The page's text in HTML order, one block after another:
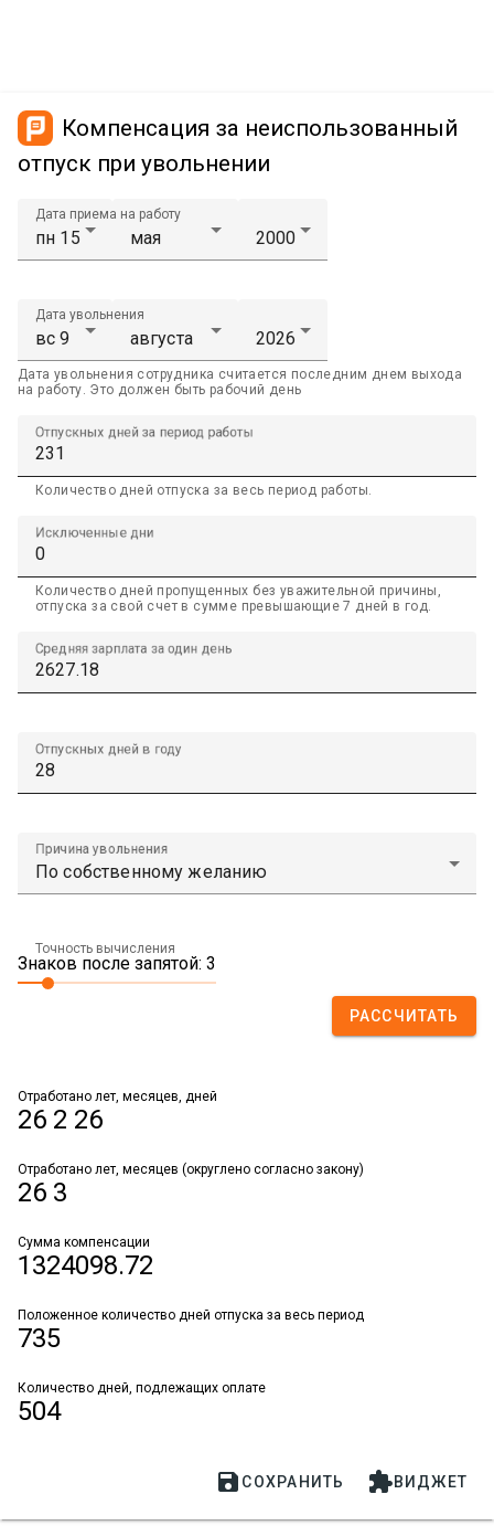
Компенсация за неиспользованный
отпуск при увольнении
Дата приема на работу
Дата увольнения
Дата увольнения сотрудника считается последним днем выхода
на работу. Это должен быть рабочий день
Отпускных дней за период работы
Количество дней отпуска за весь период работы.
Исключенные дни
Количество дней пропущенных без уважительной причины,
отпуска за свой счет в сумме превышающие 7 дней в год.
Средняя зарплата за один день
Отпускных дней в году
Причина увольнения
Точность вычисления
Знаков после запятой: 3
РАССЧИТАТЬ
Отработано лет, месяцев, дней
26 2 26
Отработано лет, месяцев (округлено согласно закону)
26 3
Сумма компенсации
1324098.72
Положенное количество дней отпуска за весь период
735
Количество дней, подлежащих оплате
504
 СОХРАНИТЬ ВИДЖЕТ